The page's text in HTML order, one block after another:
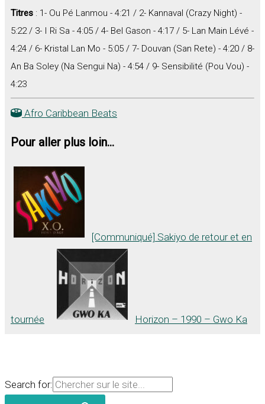
Titres : 1- Ou Pé Lanmou - 4:21 / 2- Kannaval (Crazy Night) -
5:22 / 3- I Ri Sa - 4:05 / 4- Bel Gason - 4:17 / 5- Lan Main Lévé -
4:24 / 6- Kristal Lan Mo - 5:05 / 7- Douvan (San Rete) - 4:20 / 8-
An Ba Soley (Na Sengui Na) - 4:54 / 9- Sensibilité (Pou Vou) -
4:23
Afro Caribbean Beats
Pour aller plus loin...
[Communiqué] Sakiyo de retour et en
tournée Horizon – 1990 – Gwo Ka
Search for: